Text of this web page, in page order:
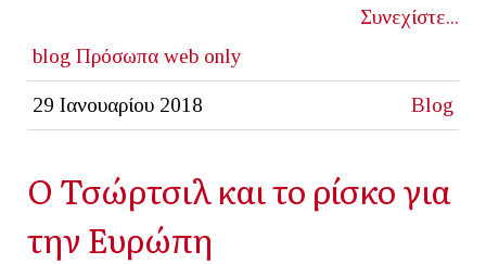
Συνεχίστε...
blog Πρόσωπα web only
29 Ιανουαρίου 2018 Blog
Ο Τσώρτσιλ και το ρίσκο για
την Ευρώπη